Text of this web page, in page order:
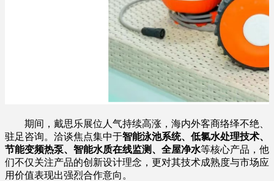
期间，戴思乐展位人气持续高涨，海内外客商络绎不绝、
驻足咨询。洽谈焦点集中于智能泳池系统、低氯水处理技术、
节能变频热泵、智能水质在线监测、全屋净水等核心产品，他
们不仅关注产品的创新设计理念，更对其技术成熟度与市场应
用价值表现出强烈合作意向。